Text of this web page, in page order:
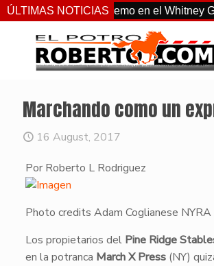
ÚLTIMAS NOTICIASsupremo en el Whitney G1
Marchando como un
16 August, 2017
Por Roberto L Rodriguez
Photo credits Adam Coglianese NYRA
​Los propietarios del Pine Ridge
en la potranca March X Press (NY)